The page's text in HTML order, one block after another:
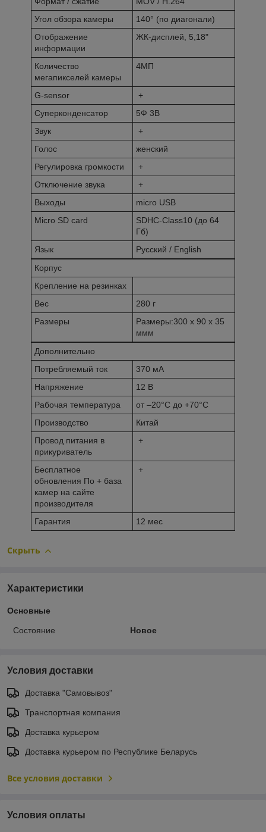
Угол обзора камеры
140° (по диагонали)
Отображение
информации
ЖК-дисплей, 5,18"
Количество
мегапикселей камеры
4МП
G-sensor
+
Суперконденсатор
5Ф 3В
Звук
+
Голос
женский
Регулировка громкости
+
Отключение звука
+
Выходы
miсro USB
Micro SD card
SDHC-Class10 (до 64
Гб)
Язык
Русский / English
Корпус
Крепление на резинках
Вес
280 г
Размеры
Размеры:300 х 90 х 35
ммм
Дополнительно
Потребляемый ток
370 мА
Напряжение
12 В
Рабочая температура
от –20°С до +70°С
Производство
Китай
Провод питания в
прикуриватель
+
Бесплатное
обновления По + база
камер на сайте
производителя
+
Гарантия 12 мес
Скрыть
Характеристики
Основные
Состояние Новое
Условия доставки
Доставка "Самовывоз"
Транспортная компания
Доставка курьером
Доставка курьером по Республике Беларусь
Все условия доставки
Условия оплаты